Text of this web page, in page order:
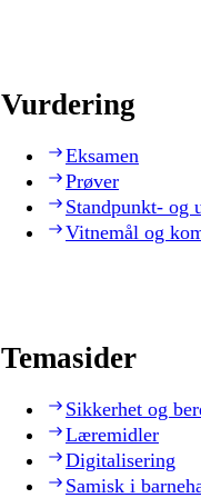
Vurdering
Eksamen
Prøver
Standpunkt- og
Vitnemål og
Temasider
Sikkerhet og
Læremidler
Digitalisering
Samisk i